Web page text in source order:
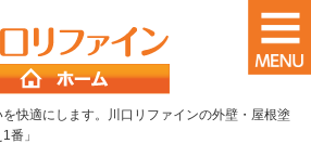
快適にします。川口リファインの外壁・屋根塗
番」